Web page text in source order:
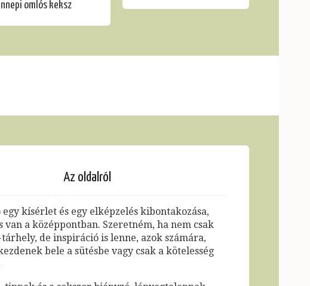
omlós keksz
Az oldalról
egy kísérlet és egy elképzelés kibontakozása,
van a középpontban. Szeretném, ha nem csak
de inspiráció is lenne, azok számára,
bele a sütésbe vagy csak a kötelesség